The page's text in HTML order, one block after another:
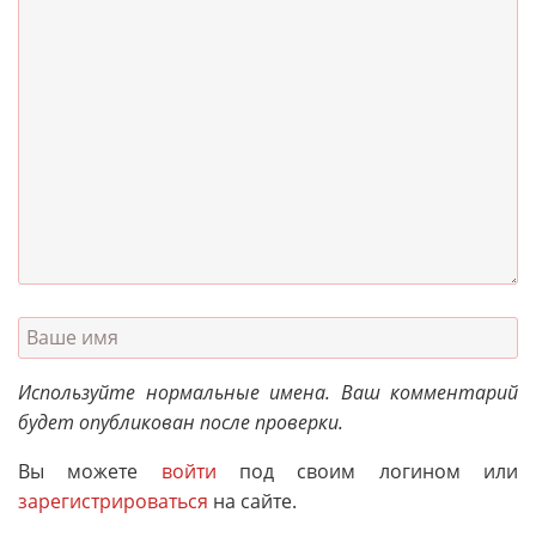
Используйте нормальные имена. Ваш комментарий
будет опубликован после проверки.
Вы можете войти под своим логином или
зарегистрироваться на сайте.